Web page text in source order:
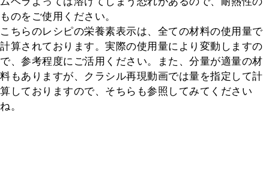
ものをご使用ください。
こちらのレシピの栄養素表示は、全ての材料の使用量で
計算されております。実際の使用量により変動しますの
で、参考程度にご活用ください。また、分量が適量の材
料もありますが、クラシル再現動画では量を指定して計
算しておりますので、そちらも参照してみてください
ね。